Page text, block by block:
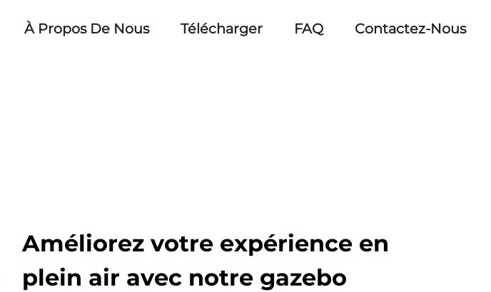
À Propos De Nous Télécharger FAQ Contactez-Nous
Améliorez votre expérience en
plein air avec notre gazebo